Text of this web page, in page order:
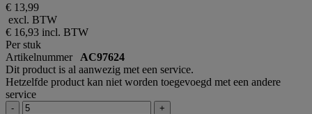
€ 13,99
excl. BTW
€ 16,93 incl. BTW
Per stuk
Artikelnummer AC97624
Dit product is al aanwezig met een service.
Hetzelfde product kan niet worden toegevoegd met een andere
service
- +